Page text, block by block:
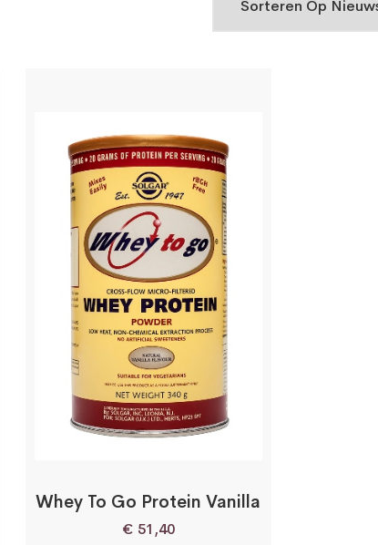
Whey To Go Protein Vanilla
€ 51,40